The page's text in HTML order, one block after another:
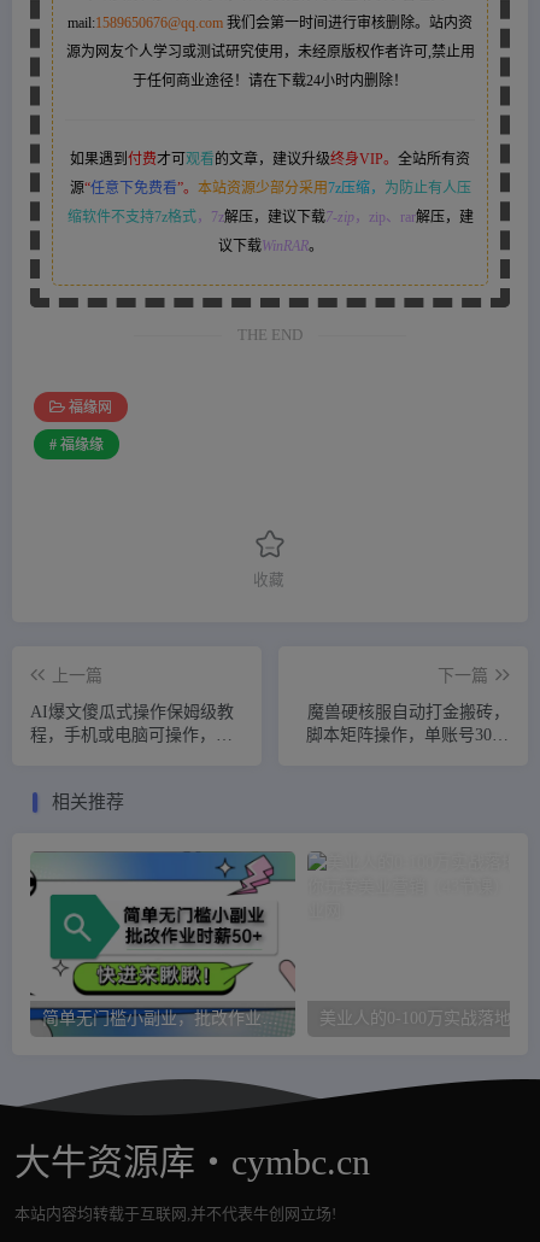
mail:1589650676@qq.com 我们会第一时间进行审核删除。站内资
源为网友个人学习或测试研究使用，未经原版权作者许可,禁止用
于任何商业途径！请在下载24小时内删除！
如果遇到 付费才可 观看 的文章，建议升级终身VIP。 全站所有资
源“任意下免费看”。 本站资源少部分采用7z压缩，
为防止有人压
缩软件不支持7z格式，7z解压，建议下载7-zip，zip、rar解压，建
议下载WinRAR。
THE END
福缘网
# 福缘缘
收藏
上一篇
AI爆文傻瓜式操作保姆级教
程，手机或电脑可操作，一
下一篇
魔兽硬核服自动打金搬砖，
脚本矩阵操作，单账号300+
相关推荐
大牛资源库・cymbc.cn
本站内容均转载于互联网,并不代表牛创网立场!